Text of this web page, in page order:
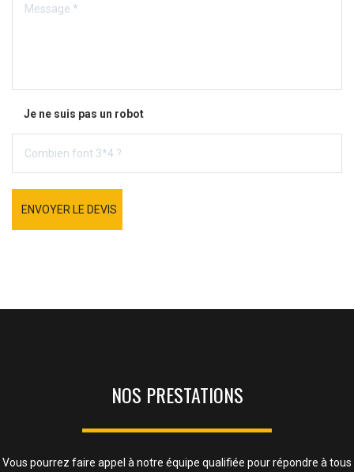
Je ne suis pas un robot
ENVOYER LE DEVIS
NOS PRESTATIONS
Vous pourrez faire appel à notre équipe qualifiée pour répondre à tous